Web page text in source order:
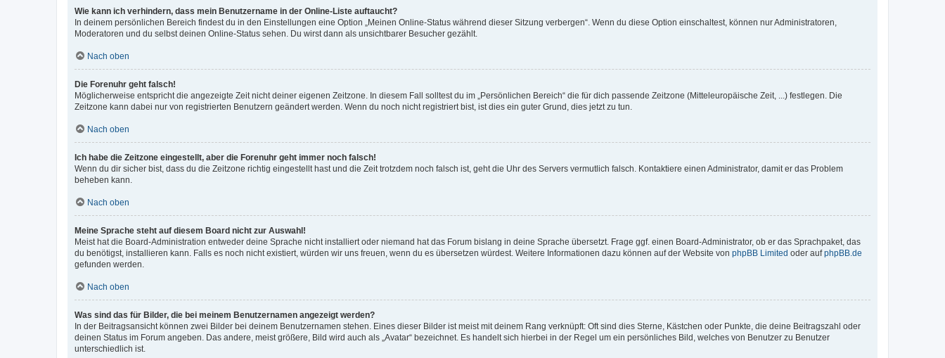
Wie kann ich verhindern, dass mein Benutzername in der Online-Liste auftaucht?
In deinem persönlichen Bereich findest du in den Einstellungen eine Option „Meinen Online-Status während dieser Sitzung verbergen“. Wenn du diese Option einschaltest, können nur Administratoren,
Moderatoren und du selbst deinen Online-Status sehen. Du wirst dann als unsichtbarer Besucher gezählt.
Nach oben
Die Forenuhr geht falsch!
Möglicherweise entspricht die angezeigte Zeit nicht deiner eigenen Zeitzone. In diesem Fall solltest du im „Persönlichen Bereich“ die für dich passende Zeitzone (Mitteleuropäische Zeit, ...) festlegen. Die
Zeitzone kann dabei nur von registrierten Benutzern geändert werden. Wenn du noch nicht registriert bist, ist dies ein guter Grund, dies jetzt zu tun.
Nach oben
Ich habe die Zeitzone eingestellt, aber die Forenuhr geht immer noch falsch!
Wenn du dir sicher bist, dass du die Zeitzone richtig eingestellt hast und die Zeit trotzdem noch falsch ist, geht die Uhr des Servers vermutlich falsch. Kontaktiere einen Administrator, damit er das Problem
beheben kann.
Nach oben
Meine Sprache steht auf diesem Board nicht zur Auswahl!
Meist hat die Board-Administration entweder deine Sprache nicht installiert oder niemand hat das Forum bislang in deine Sprache übersetzt. Frage ggf. einen Board-Administrator, ob er das Sprachpaket, das
du benötigst, installieren kann. Falls es noch nicht existiert, würden wir uns freuen, wenn du es übersetzen würdest. Weitere Informationen dazu können auf der Website von phpBB Limited oder aufphpBB.de
gefunden werden.
Nach oben
Was sind das für Bilder, die bei meinem Benutzernamen angezeigt werden?
In der Beitragsansicht können zwei Bilder bei deinem Benutzernamen stehen. Eines dieser Bilder ist meist mit deinem Rang verknüpft: Oft sind dies Sterne, Kästchen oder Punkte, die deine Beitragszahl oder
deinen Status im Forum angeben. Das andere, meist größere, Bild wird auch als „Avatar“ bezeichnet. Es handelt sich hierbei in der Regel um ein persönliches Bild, welches von Benutzer zu Benutzer
unterschiedlich ist.